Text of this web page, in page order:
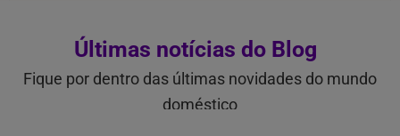
Últimas notícias do Blog
Fique por dentro das últimas novidades do mundo
doméstico